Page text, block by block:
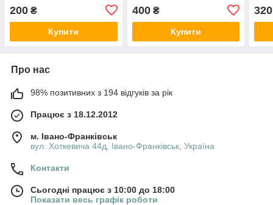
200 ₴
Купити
400₴
Купити
320
Про нас
98% позитивних з 194 відгуків за рік
Працює з 18.12.2012
м. Івано-Франківськ
вул. Хоткевича 44д, Івано-Франківськ, Україна
Контакти
Сьогодні працює з 10:00 до 18:00
Показати весь графік роботи